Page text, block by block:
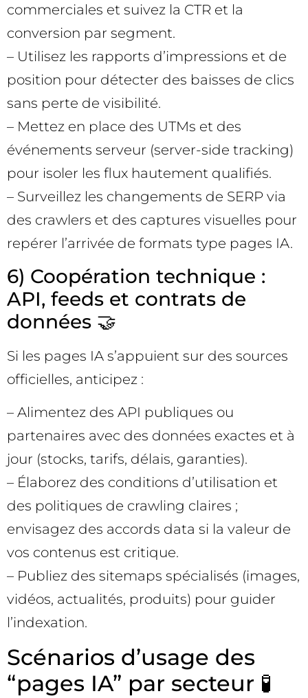
commerciales et suivez la CTR et la
conversion par segment.
– Utilisez les rapports d’impressions et de
position pour détecter des baisses de clics
sans perte de visibilité.
– Mettez en place des UTMs et des
événements serveur (server-side tracking)
pour isoler les flux hautement qualifiés.
– Surveillez les changements de SERP via
des crawlers et des captures visuelles pour
repérer l’arrivée de formats type pages IA.
6) Coopération technique :
API, feeds et contrats de
données 🤝
Si les pages IA s’appuient sur des sources
officielles, anticipez :
– Alimentez des API publiques ou
partenaires avec des données exactes et à
jour (stocks, tarifs, délais, garanties).
– Élaborez des conditions d’utilisation et
des politiques de crawling claires ;
envisagez des accords data si la valeur de
vos contenus est critique.
– Publiez des sitemaps spécialisés (images,
vidéos, actualités, produits) pour guider
l’indexation.
Scénarios d’usage des
“pages IA” par secteur 🧪